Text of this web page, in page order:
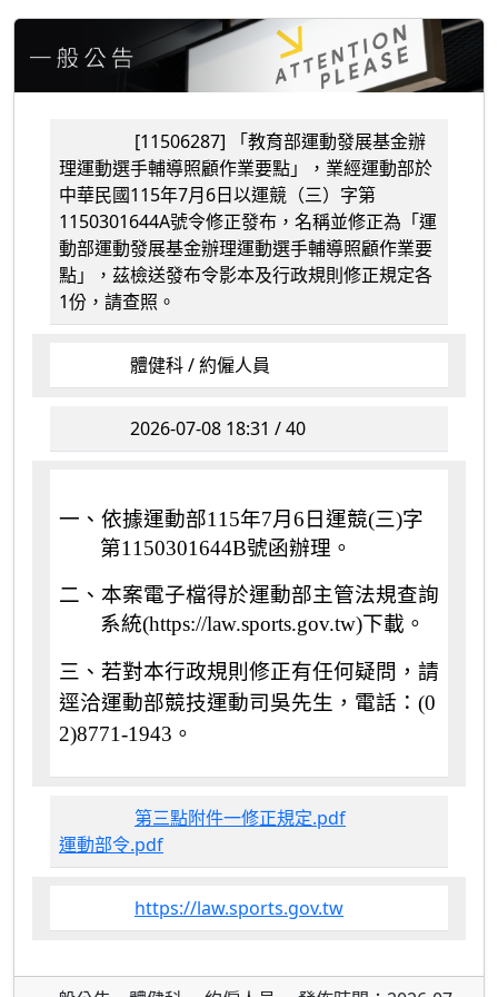
[11506287] 「教育部運動發展基金辦
理運動選手輔導照顧作業要點」，業經運動部於
中華民國115年7月6日以運競（三）字第
1150301644A號令修正發布，名稱並修正為「運
動部運動發展基金辦理運動選手輔導照顧作業要
點」，茲檢送發布令影本及行政規則修正規定各
1份，請查照。
體健科 / 約僱人員
2026-07-08 18:31 / 40
一、依據運動部115年7月 6 日運競(三)字
第1150301644B號函辦理。
二、本案電子檔得於運動部主管法規查詢
系統(https://law.sports.gov.tw)下載。
三、若對本行政規則修正有任何疑問，請
逕洽運動部競技運動司吳先生，電話： (0
2)8771-1943 。
第三點附件一修正規定.pdf
運動部令.pdf
https://law.sports.gov.tw